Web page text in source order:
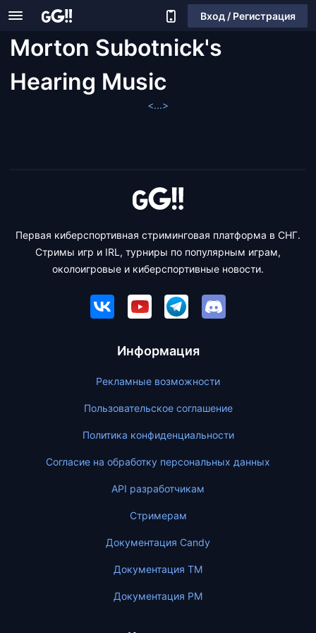
Вход / Регистрация
Morton Subotnick's
Hearing Music
<...>
Первая киберспортивная стриминговая платформа в СНГ.
Стримы игр и IRL, турниры по популярным играм,
околоигровые и киберспортивные новости.
Информация
Рекламные возможности
Пользовательское соглашение
Политика конфиденциальности
Согласие на обработку персональных данных
API разработчикам
Стримерам
Документация Candy
Документация ТМ
Документация PM